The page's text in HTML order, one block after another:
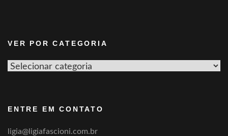
VER POR CATEGORIA
Ver
ENTRE EM CONTATO
ligia@ligiafascioni.com.br